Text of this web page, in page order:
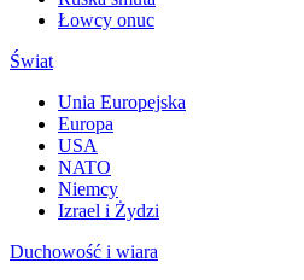
Łowcy onuc
Świat
Unia Europejska
Europa
USA
NATO
Niemcy
Izrael i Żydzi
Duchowość i wiara